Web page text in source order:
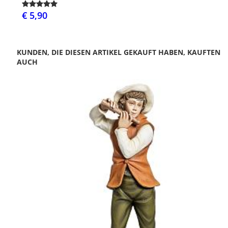
€ 5,90
KUNDEN, DIE DIESEN ARTIKEL GEKAUFT HABEN, KAUFTEN
AUCH